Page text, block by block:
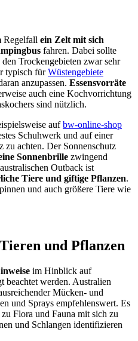
Regelfall ein Zelt mit sich
fahren. Dabei sollte
Trockengebieten zwar sehr
typisch fürWüstengebiete
anzupassen. Essensvorräte
auch eine Kochvorrichtung
sind nützlich.
aufbw-online-shop
Schuhwerk und auf einer
zu achten. Der Sonnenschutz
Sonnenbrille zwingend
Outback ist
Tiere und giftige Pflanzen.
und auch größere Tiere wie
und Pflanzen
im Hinblick auf
beachtet werden. Australien
Mücken- und
und Sprays empfehlenswert. Es
Flora und Fauna mit sich zu
und Schlangen identifizieren